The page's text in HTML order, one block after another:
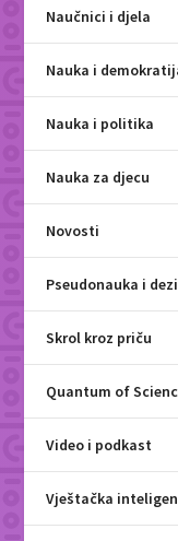
Naučnici i djela
Nauka i
Nauka i politika
Nauka za djecu
Novosti
Pseudonauka i
Skrol kroz priču
Quantum of
Video i podkast
Vještačka